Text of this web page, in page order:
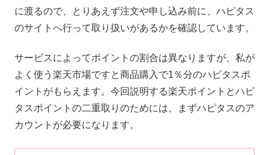
に渡るので、とりあえず注文や申し込み前に、ハピタス
のサイトへ行って取り扱いがあるかを確認しています。
サービスによってポイントの割合は異なりますが、私が
よく使う楽天市場ですと商品購入で1％分のハピタスポ
イントがもらえます。今回説明する楽天ポイントとハピ
タスポイントの二重取りのためには、まずハピタスのア
カウントが必要になります。